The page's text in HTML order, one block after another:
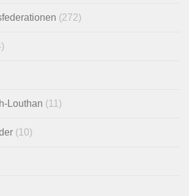
(272)
Louthan (11)
(10)